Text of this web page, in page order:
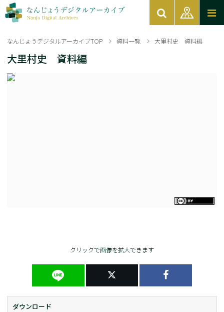
なんじょうデジタルアーカイブTOP 資料一覧 大里村史 資料編
大里村史 資料編
クリックで画像を拡大できます
ダウンロード